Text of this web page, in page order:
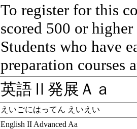
To register for this
scored 500 or
Students who have
preparation courses
英語Ⅱ発展Ａａ
えいごにはってん えいえい
English II Advanced Aa